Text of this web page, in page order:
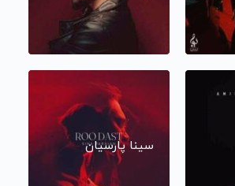
سینا پارسیان